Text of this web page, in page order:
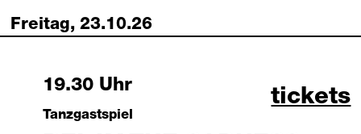
Freitag, 23.10.26
Friday, 23 October 2026
19.30 Uhr
Tanzgastspiel
tickets
delay